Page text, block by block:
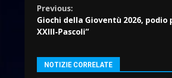
Continue
Reading
Previous:
Giochi della Gioventù 2026, podio
XXIII-Pascoli”
NOTIZIE CORRELATE